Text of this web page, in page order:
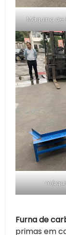
Máquina
Furna de
primas em